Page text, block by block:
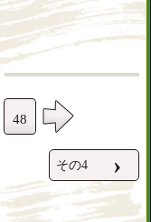
48
その4 ›